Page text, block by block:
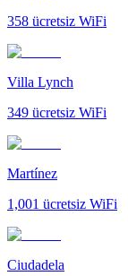
358 ücretsiz WiFi
Villa Lynch
349 ücretsiz WiFi
Martínez
1,001 ücretsiz WiFi
Ciudadela